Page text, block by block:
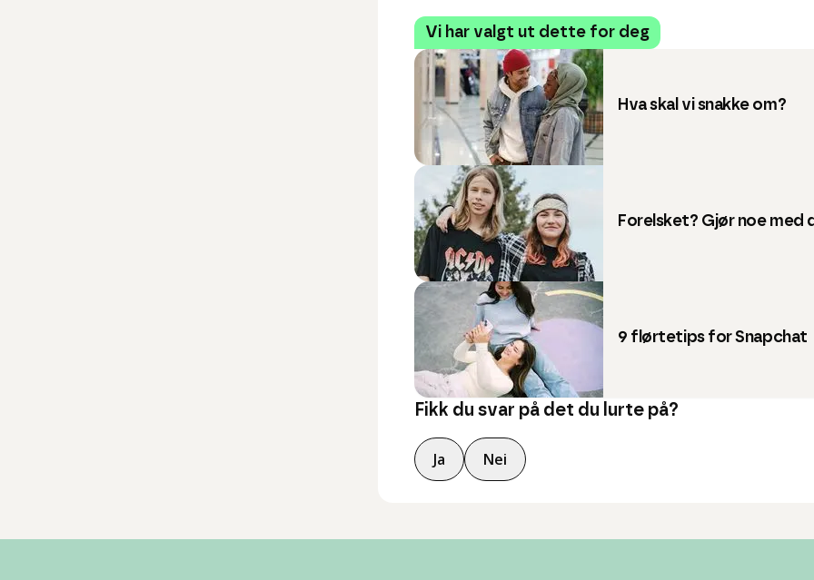
Vi har valgt ut dette for deg
Hva skal vi snakke om?
Forelsket? Gjør noe med
9 flørtetips for Snapchat
Fikk du svar på det du lurte på?
Ja Nei